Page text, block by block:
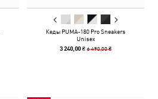
Кеды PUMA-180 Pro Sneakers
Unisex
3 240,00 ₴6 490,00 ₴